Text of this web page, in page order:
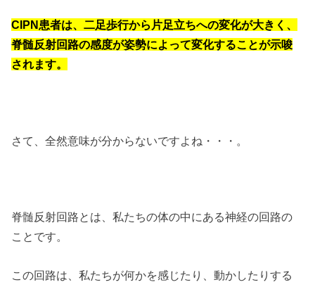
CIPN患者は、二足歩行から片足立ちへの変化が大きく、
脊髄反射回路の感度が姿勢によって変化することが示唆
されます。
さて、全然意味が分からないですよね・・・。
脊髄反射回路とは、私たちの体の中にある神経の回路の
ことです。
この回路は、私たちが何かを感じたり、動かしたりする